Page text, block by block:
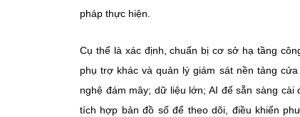
pháp thực hiện.
Cụ thể là xác định, chuẩn bị cơ sở hạ tầng
phụ trợ khác và quản lý giám sát nền tảng
nghệ đám mây; dữ liệu lớn; AI để sẵn sàng
tích hợp bản đồ số để theo dõi, điều khiển